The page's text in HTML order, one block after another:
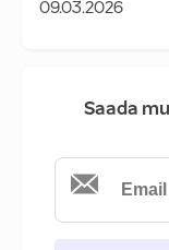
09.03.2026
Saada